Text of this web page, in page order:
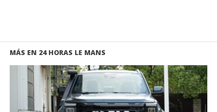
MÁS EN 24 HORAS LE MANS